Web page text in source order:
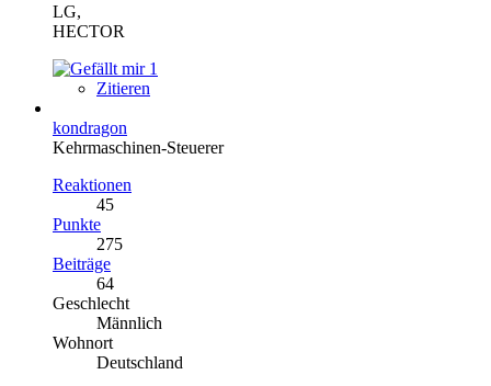
LG,
HECTOR
1
Zitieren
kondragon
Kehrmaschinen-Steuerer
Reaktionen
45
Punkte
275
Beiträge
64
Geschlecht
Männlich
Wohnort
Deutschland